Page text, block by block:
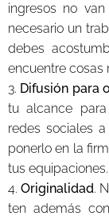
ingresos no
necesario un
debes
encuentre cosas
3. Difusión para
tu alcance
redes sociales
ponerlo en la
tus equipaciones.
4. Originalidad.
ten además